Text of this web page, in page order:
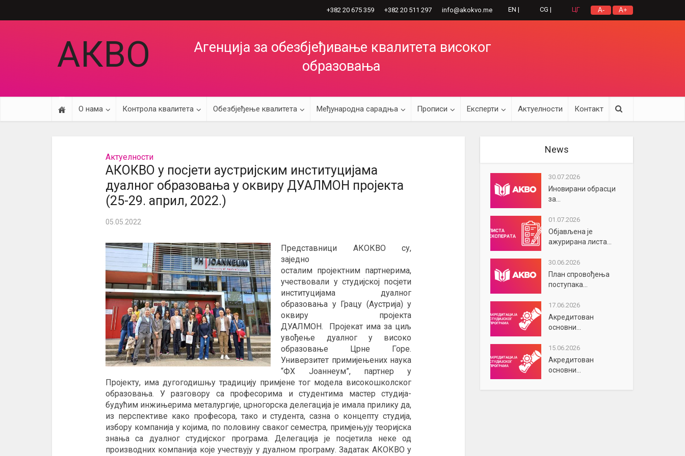
A- A+
+382 20 675 359 +382 20 511 297 info@akokvo.me EN | CG | ЦГ
АКВО
Агенција за обезбјеђивање квалитета високог
образовања
О нама Контрола квалитета Обезбјеђење квалитета Међународна сарадња Прописи Експерти Актуелности Контакт
Актуелности
АКОКВО у посјети аустријским институцијама
дуалног образовања у оквиру ДУАЛМОН пројекта
(25-29. април, 2022.)
05.05.2022
Представници АКОКВО су,
заједно
осталим пројектним партнерима,
учествовали у студијској посјети
институцијама дуалног
образовања у Грацу (Аустрија) у
оквиру пројекта
ДУАЛМОН. Пројекат има за циљ
увођење дуалног у високо
образовање Црне Горе.
Универзитет примијењених наука
“ФХ Јоаннеум”, партнер у
Пројекту, има дугогодишњу традицију примјене тог модела високошколског
образовања. У разговору са професорима и студентима мастер студија-
будућим инжињерима металургије, црногорска делегација је имала прилику да,
из перспективе како професора, тако и студента, сазна о концепту студија,
избору компанија у којима, по половину сваког семестра, примјењују теоријска
знања са дуалног студијског програма. Делегација је посјетила неке од
производних компанија које учествују у дуалном програму. Задатак АКОКВО у
News
30.07.2026
Иновирани обрасци
за...
01.07.2026
Објављена је
ажурирана листа...
30.06.2026
План спровођења
поступака...
17.06.2026
Акредитован
основни...
15.06.2026
Акредитован
основни...